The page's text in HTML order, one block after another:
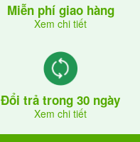
Miễn phí giao hàng
Xem chi tiết
Đổi trả trong 30 ngày
Xem chi tiết